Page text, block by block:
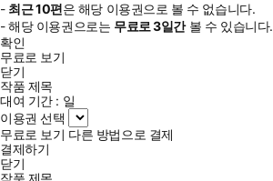
- 최근10편은 해당 이용권으로 볼 수 없습니다.
- 해당 이용권으로는 무료로3일간볼 수 있습니다.
확인
무료로 보기
닫기
작품 제목
대여 기간 : 일
이용권 선택
무료로 보기 다른 방법으로 결제
결제하기
닫기
작품 제목